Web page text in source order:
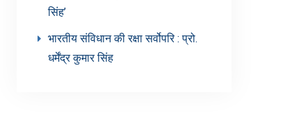
सिंह’
भारतीय संविधान की रक्षा सर्वोपरि : प्रो.
धर्मेंद्र कुमार सिंह